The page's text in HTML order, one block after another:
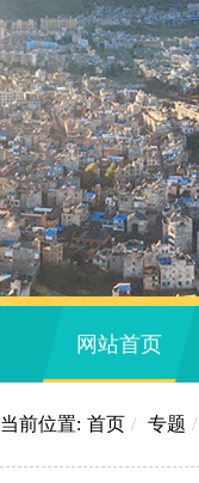
网站首页
当前位置: 首页 / 专题 /